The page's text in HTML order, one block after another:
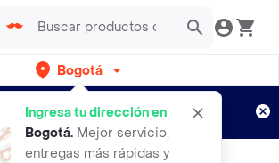
Bogotá
Ingresa tu dirección en
Bogotá. Mejor servicio,
entregas más rápidas y
gratis por semanas
Aplican TyC